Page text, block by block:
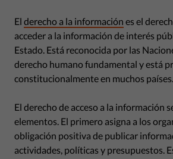
El derecho a la información es el
acceder a la información de interés
Estado. Está reconocida por las
derecho humano fundamental y está
constitucionalmente en muchos países.
El derecho de acceso a la información
elementos. El primero asigna a los
obligación positiva de publicar
actividades, políticas y presupuestos.